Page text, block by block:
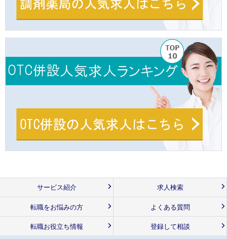
サービス紹介 求人検索
転職をお悩みの方 よくある質問
転職お役立ち情報 登録して相談